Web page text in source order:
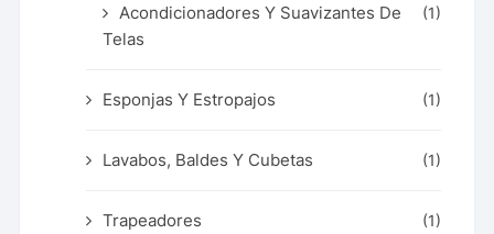
Acondicionadores Y Suavizantes De
Telas
(1)
Esponjas Y Estropajos (1)
Lavabos, Baldes Y Cubetas (1)
Trapeadores (1)